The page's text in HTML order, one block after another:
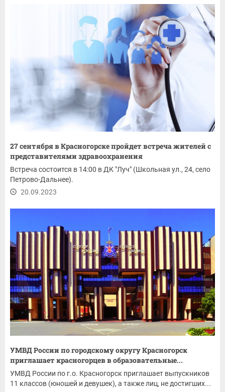
27 сентября в Красногорске пройдет встреча жителей с
представителями здравоохранения
Встреча состоится в 14:00 в ДК "Луч" (Школьная ул., 24, село
Петрово-Дальнее).
20.09.2023
УМВД России по городскому округу Красногорск
приглашает красногорцев в образовательные...
УМВД России по г.о. Красногорск приглашает выпускников
11 классов (юношей и девушек), а также лиц, не достигших...